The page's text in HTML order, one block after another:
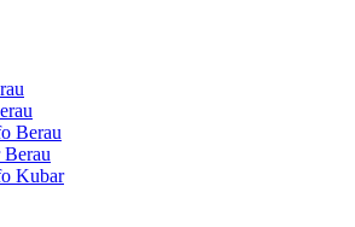
Berau
Kubar